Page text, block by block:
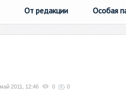
От редакции Особая
2011, 12:46 0 0